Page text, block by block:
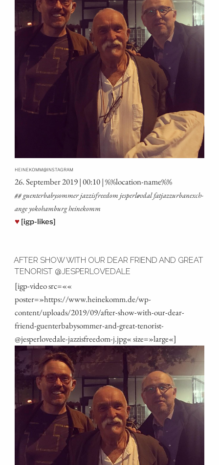
HEINEKOMM@INSTAGRAM
26. Sep­tem­ber 2019 | 00:10 | %%loca­ti­on-name%%
## guen­ter­ba­by­som­mer jaz­zi­sfree­dom jes­per­løv­dal fat­jaz­zur­ban­ex­ch­
an­ge yoko­ham­burg heinekomm
♥ [igp-likes]
AFTER SHOW WITH OUR DEAR FRIEND AND GREAT
TENORIST @JESPERLOVEDALE
[igp-video src=««
poster=»https://www.heinekomm.de/wp-
content/uploads/2019/09/after-show-with-our-dear-
friend-guenterbabysommer-and-great-tenorist-
@jesperlovedale-jazzisfreedom‑j.jpg« size=»large«]